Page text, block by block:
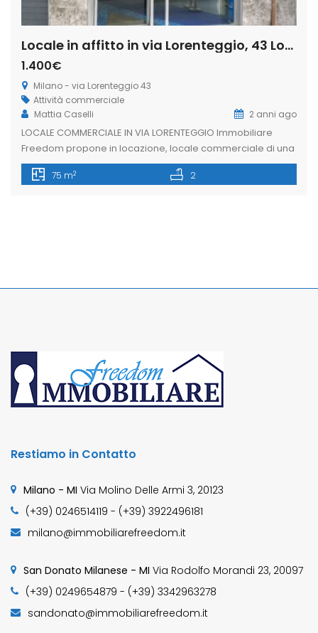
Locale in affitto in via Lorenteggio, 43 Lorenteggio – Giambellino, Milano (Rif. IFM188)
1.400€
Milano - via Lorenteggio 43
Attività commerciale
Mattia Caselli
2 anni ago
LOCALE COMMERCIALE IN VIA LORENTEGGIO Immobiliare
Freedom propone in locazione, locale commerciale di una
vetrina su strada di circa 40mq. La soluzione è situata in via
Lorenteggio, zona ben servita dai mezzi pubblici, ricca di
75 m2 2
Restiamo in Contatto
Milano - MI Via Molino Delle Armi 3, 20123
(+39) 0246514119 - (+39) 3922496181
milano@immobiliarefreedom.it
San Donato Milanese - MI Via Rodolfo Morandi 23, 20097
(+39) 0249654879 - (+39) 3342963278
sandonato@immobiliarefreedom.it